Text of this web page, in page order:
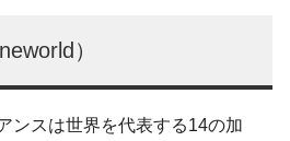
）
ンスは世界を代表する14の加